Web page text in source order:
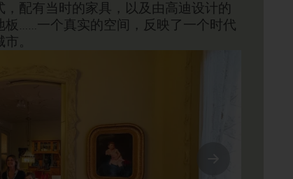
，配有当时的家具，以及由高迪设计的
板……一个真实的空间，反映了一个时代
。